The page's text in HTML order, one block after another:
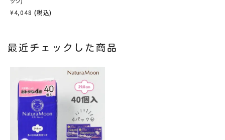
¥4,048 (税込)
最近チェックした商品